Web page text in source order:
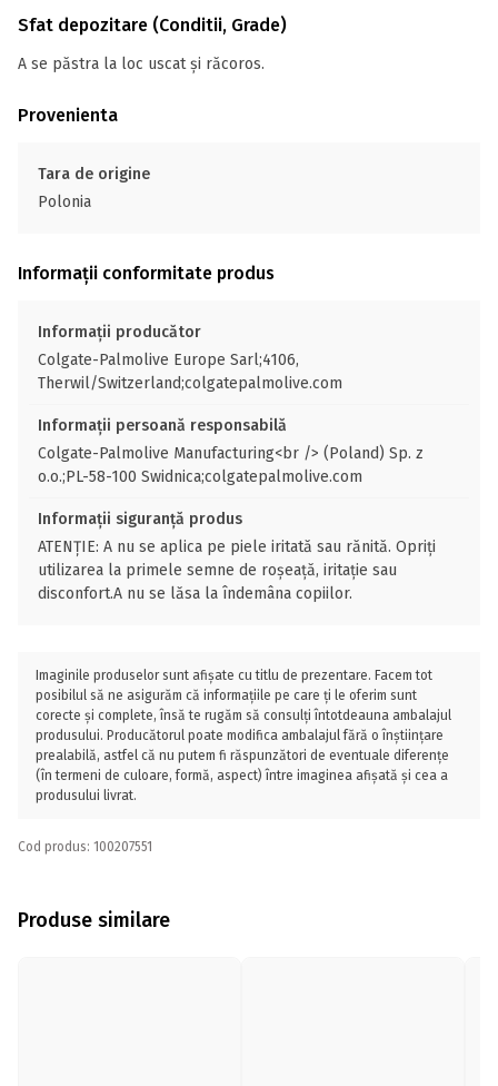
Sfat depozitare (Conditii, Grade)
A se păstra la loc uscat și răcoros.
Provenienta
Tara de origine
Polonia
Informații conformitate produs
Informații producător
Colgate-Palmolive Europe Sarl;4106,
Therwil/Switzerland;colgatepalmolive.com
Informații persoană responsabilă
Colgate-Palmolive Manufacturing<br /> (Poland) Sp. z
o.o.;PL-58-100 Swidnica;colgatepalmolive.com
Informații siguranță produs
ATENȚIE: A nu se aplica pe piele iritată sau rănită. Opriți
utilizarea la primele semne de roșeață, iritație sau
disconfort.A nu se lăsa la îndemâna copiilor.
Imaginile produselor sunt afișate cu titlu de prezentare. Facem tot
posibilul să ne asigurăm că informațiile pe care ți le oferim sunt
corecte și complete, însă te rugăm să consulți întotdeauna ambalajul
produsului. Producătorul poate modifica ambalajul fără o înștiințare
prealabilă, astfel că nu putem fi răspunzători de eventuale diferențe
(în termeni de culoare, formă, aspect) între imaginea afișată și cea a
produsului livrat.
Cod produs: 100207551
Produse similare